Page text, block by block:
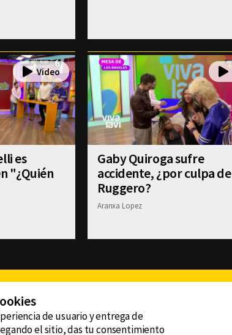
es
"¿Quién
Gaby Quiroga sufre
accidente, ¿por culpa de
Ruggero?
Aranxa Lopez
de usuario y entrega de
el sitio, das tu consentimiento